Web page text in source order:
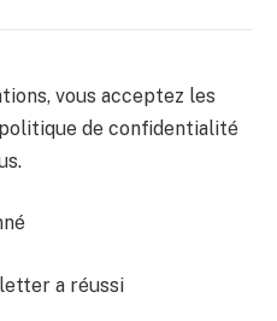
vous acceptez les
de confidentialité
a réussi